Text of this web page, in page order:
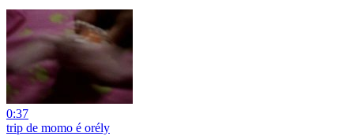
0:37
trip de momo é orély